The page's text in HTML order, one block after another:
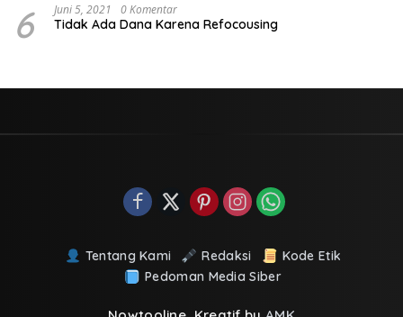
6 Juni 5, 2021 0 Komentar
Tidak Ada Dana Karena Refocousing
Tentang Kami Redaksi
Kode Etik
Pedoman Media Siber